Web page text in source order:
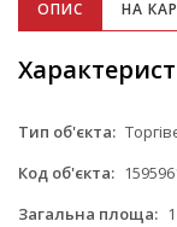
ОПИС НА
Тип об'єкта:
Код об'єкта:
Загальна площа: